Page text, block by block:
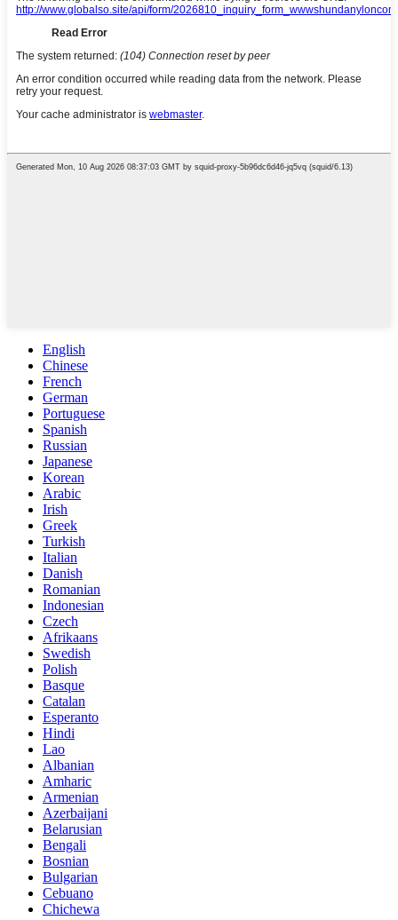
English
Chinese
French
German
Portuguese
Spanish
Russian
Japanese
Korean
Arabic
Irish
Greek
Turkish
Italian
Danish
Romanian
Indonesian
Czech
Afrikaans
Swedish
Polish
Basque
Catalan
Esperanto
Hindi
Lao
Albanian
Amharic
Armenian
Azerbaijani
Belarusian
Bengali
Bosnian
Bulgarian
Cebuano
Chichewa